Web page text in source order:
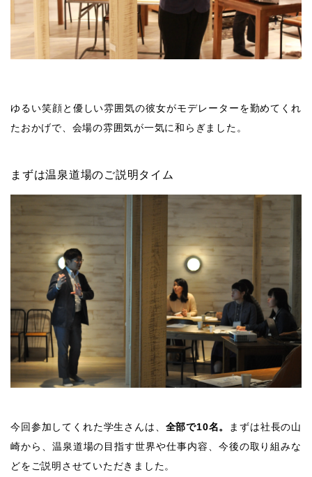
ゆるい笑顔と優しい雰囲気の彼女がモデレーターを勤めてくれ
たおかげで、会場の雰囲気が一気に和らぎました。
まずは温泉道場のご説明タイム
今回参加してくれた学生さんは、 全部で10名。
まずは社長の山
崎から、温泉道場の目指す世界や仕事内容、今後の取り組みな
どをご説明させていただきました。